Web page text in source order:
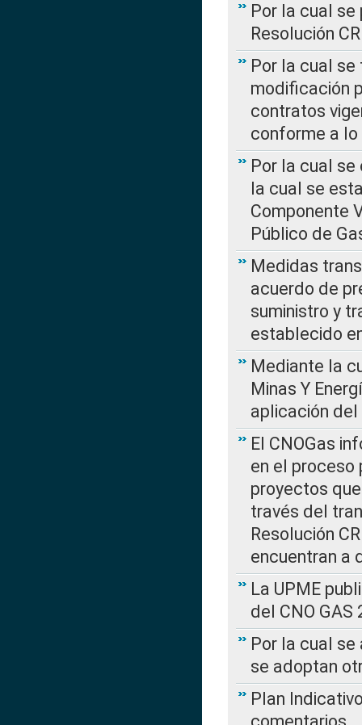
Por la cual
Resolución
Por la cual
modificación
contratos
conforme a lo
Por la cual se
la cual se
Componente
Público de
Medidas
acuerdo de
suministro y
establecido
Mediante la
Minas Y
aplicación
El CNOGas
en el proceso
proyectos
través del
Resolución
encuentran a
La UPME
del CNO
Por la cual
se adoptan
Plan